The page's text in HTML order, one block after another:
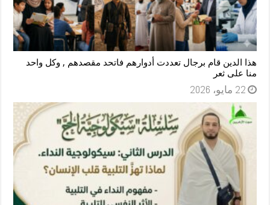
هذا الدين قام برجال تعددت أدوارهم فاتحد مقصدهم , وكل واحد
منا على ثعر
22 مايو، 2026